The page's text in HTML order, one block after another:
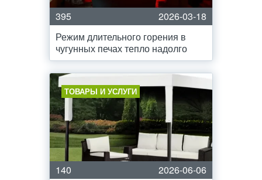
395
2026-03-18
Режим длительного горения в
чугунных печах тепло надолго
ТОВАРЫ И УСЛУГИ
140
2026-06-06